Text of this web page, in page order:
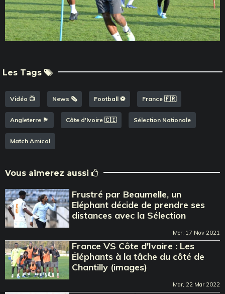
Les Tags
Vidéo 📺 News 🗞️ Football ⚽️ France 🇫🇷
Angleterre 🏴󠁧󠁢󠁥󠁮󠁧󠁿 Côte d'Ivoire 🇨🇮 Sélection Nationale
Match Amical
Vous aimerez aussi
Frustré par Beaumelle, un
Eléphant décide de prendre ses
distances avec la Sélection
Mer, 17 Nov 2021
France VS Côte d'Ivoire : Les
Éléphants à la tâche du côté de
Chantilly (images)
Mar, 22 Mar 2022